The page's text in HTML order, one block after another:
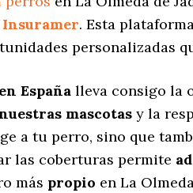
Insuramer. Esta
personalizadas
España lleva consigo la
mascotas y la
a tu perro, sino que
las coberturas permite
más propio en La